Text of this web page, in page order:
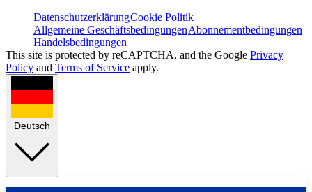
DatenschutzerklärungCookie Politik
Allgemeine GeschäftsbedingungenAbonnementbedingungen
Handelsbedingungen
This site is protected by reCAPTCHA, and the Google Privacy
Policy and Terms of Service apply.
Deutsch